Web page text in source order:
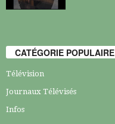
CATÉGORIE POPULAIRE
Télévision
Journaux Télévisés
Infos